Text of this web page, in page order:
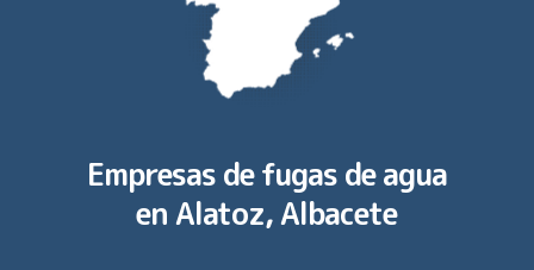
Empresas de fugas de agua
enAlatoz, Albacete